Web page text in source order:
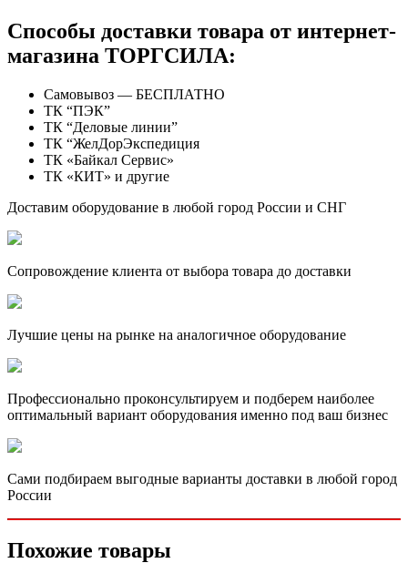
Способы доставки товара от интернет-
магазина ТОРГСИЛА:
Самовывоз — БЕСПЛАТНО
ТК “ПЭК”
ТК “Деловые линии”
ТК “ЖелДорЭкспедиция
ТК «Байкал Сервис»
ТК «КИТ» и другие
Доставим оборудование в любой город России и СНГ
Сопровождение клиента от выбора товара до доставки
Лучшие цены на рынке на аналогичное оборудование
Профессионально проконсультируем и подберем наиболее
оптимальный вариант оборудования именно под ваш бизнес
Сами подбираем выгодные варианты доставки в любой город
России
Похожие товары